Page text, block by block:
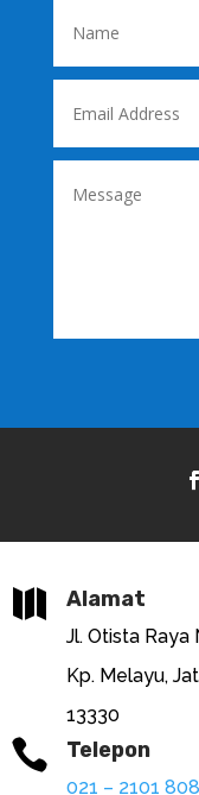
 Alamat
Jl. Otista Raya
Kp. Melayu,
13330
 Telepon
021 – 2101